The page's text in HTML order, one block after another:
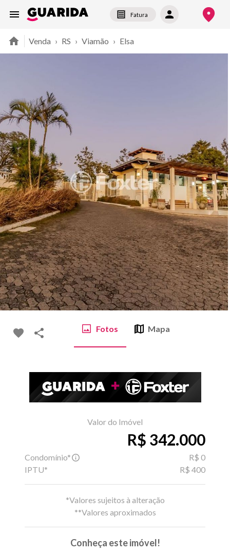
Fatura
Venda › RS › Viamão › Elsa
Fotos Mapa
Valor do Imóvel
R$ 342.000
Condomínio*
R$ 0
IPTU*
R$ 400
*Valores sujeitos à alteração
**Valores aproximados
Conheça este imóvel!